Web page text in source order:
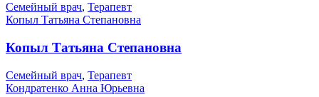
Семейный врач, Терапевт
Копыл Татьяна Степановна
Копыл Татьяна Степановна
Семейный врач, Терапевт
Кондратенко Анна Юрьевна